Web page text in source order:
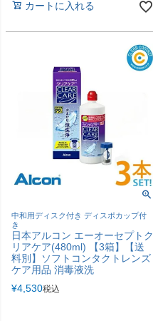
カートに入れる
中和用ディスク付き ディスポカップ付
き
日本アルコン エーオーセプトク
リアケア(480ml) 【3箱】【送
料別】ソフトコンタクトレンズ
ケア用品 消毒液洗
¥4,530税込